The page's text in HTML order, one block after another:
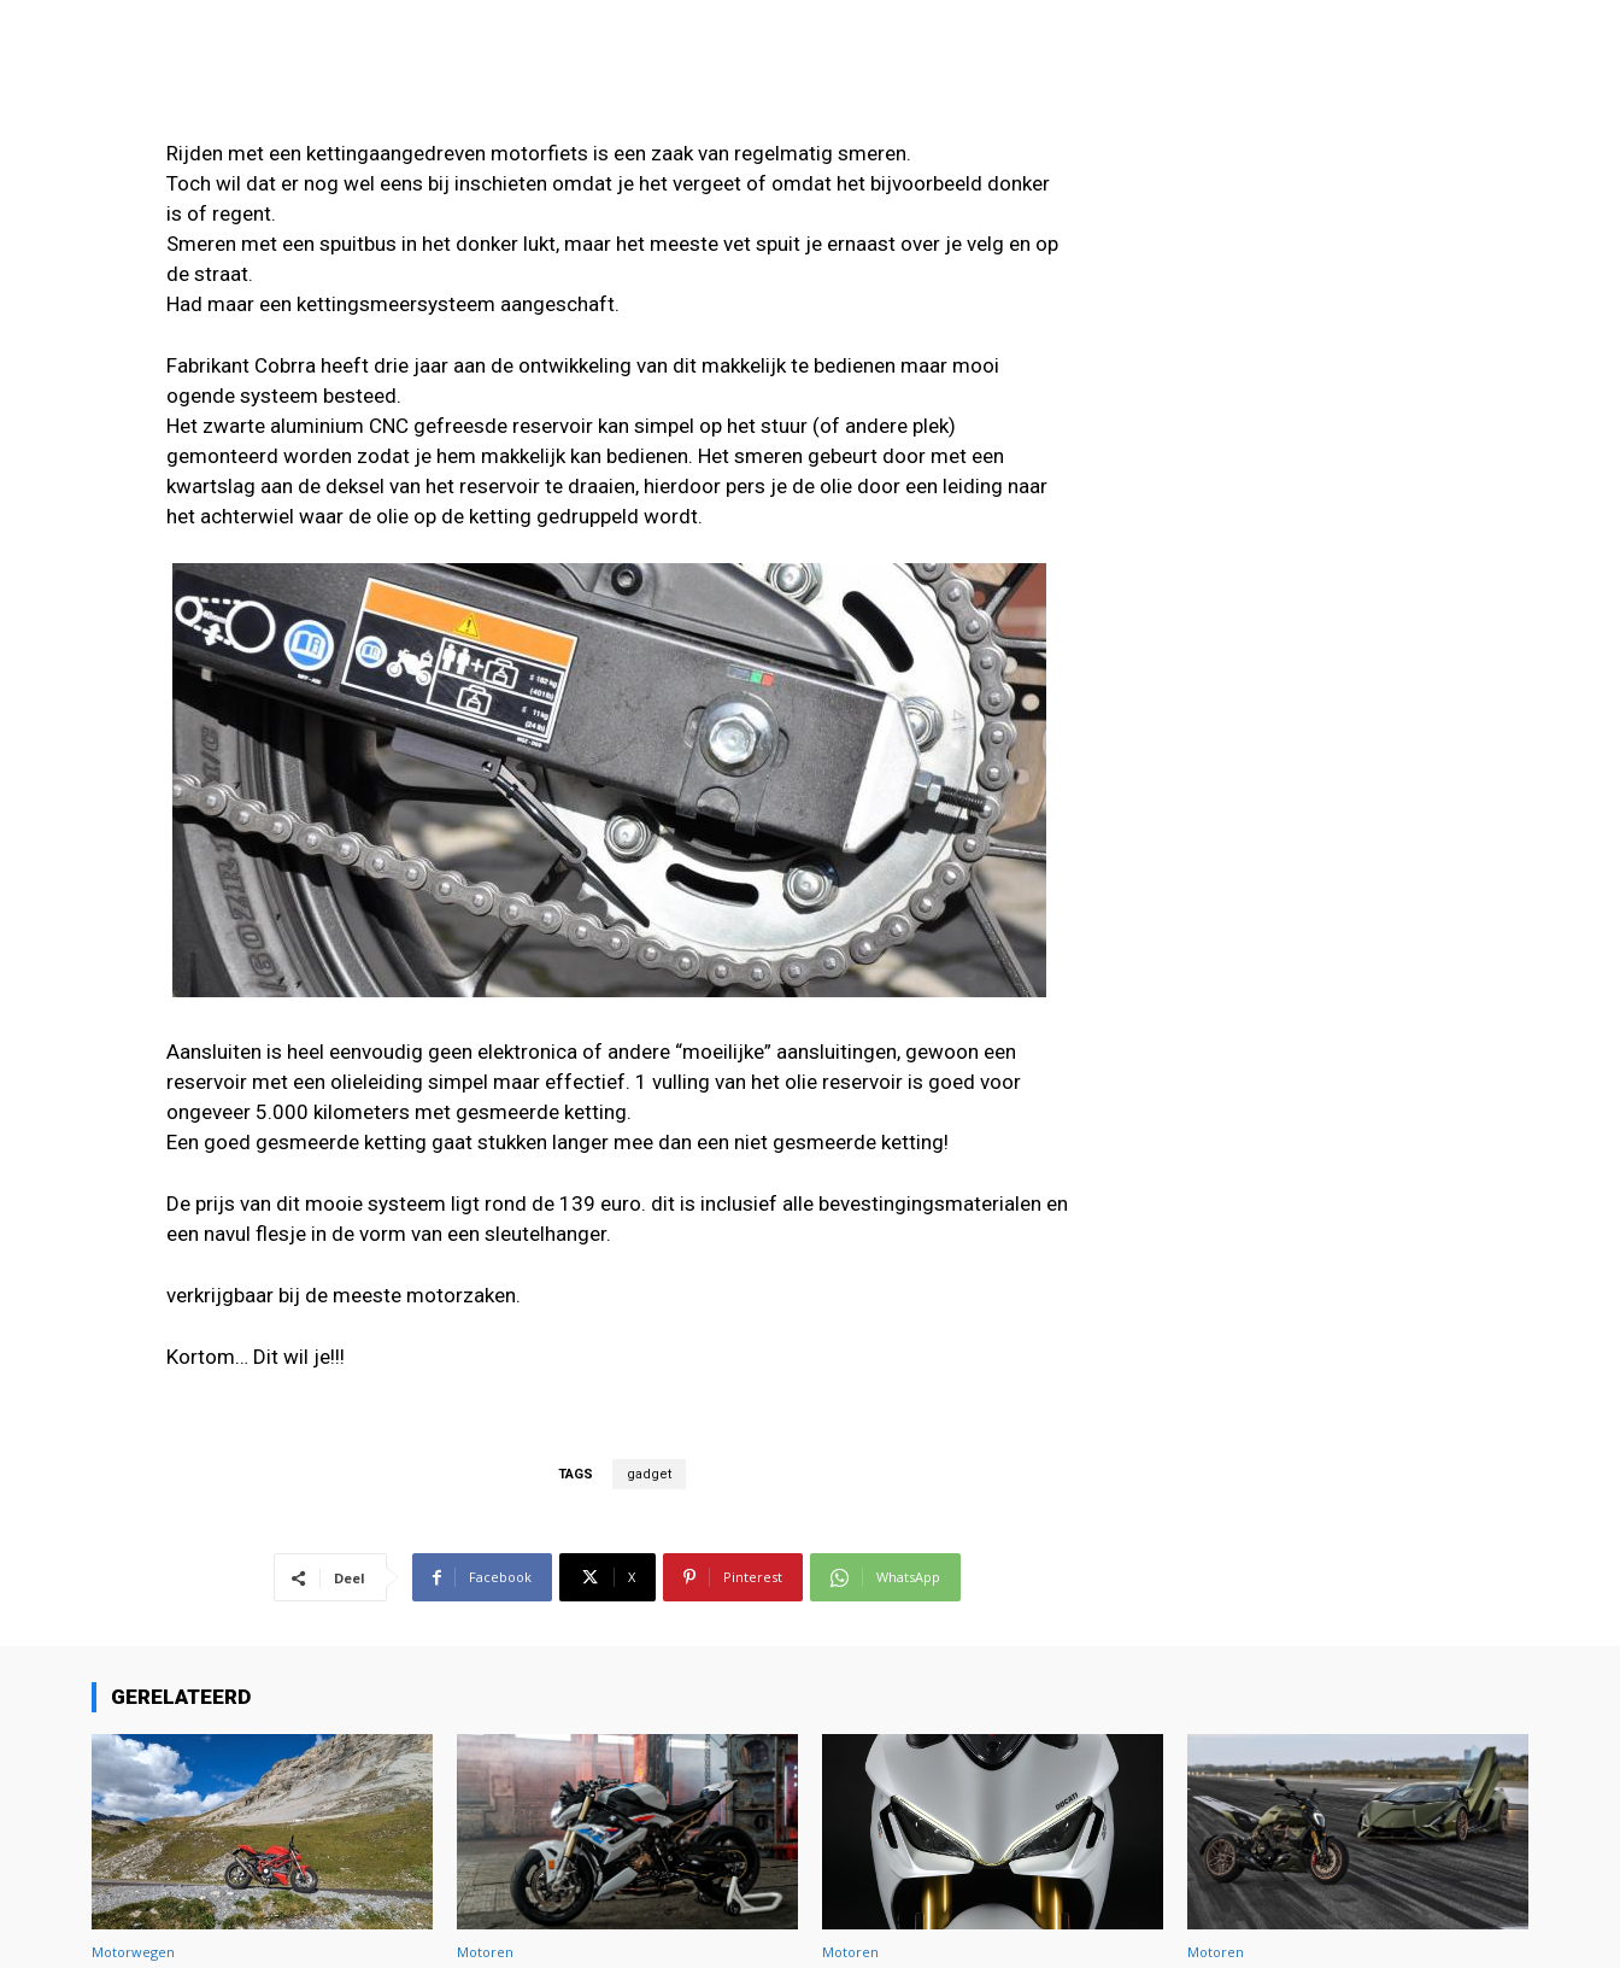
Rijden met een kettingaangedreven motorfiets is een zaak van regelmatig smeren.
Toch wil dat er nog wel eens bij inschieten omdat je het vergeet of omdat het bijvoorbeeld donker
is of regent.
Smeren met een spuitbus in het donker lukt, maar het meeste vet spuit je ernaast over je velg en op
de straat.
Had maar een kettingsmeersysteem aangeschaft.
Fabrikant Cobrra heeft drie jaar aan de ontwikkeling van dit makkelijk te bedienen maar mooi
ogende systeem besteed.
Het zwarte aluminium CNC gefreesde reservoir kan simpel op het stuur (of andere plek)
gemonteerd worden zodat je hem makkelijk kan bedienen. Het smeren gebeurt door met een
kwartslag aan de deksel van het reservoir te draaien, hierdoor pers je de olie door een leiding naar
het achterwiel waar de olie op de ketting gedruppeld wordt.
Aansluiten is heel eenvoudig geen elektronica of andere “moeilijke” aansluitingen, gewoon een
reservoir met een olieleiding simpel maar effectief. 1 vulling van het olie reservoir is goed voor
ongeveer 5.000 kilometers met gesmeerde ketting.
Een goed gesmeerde ketting gaat stukken langer mee dan een niet gesmeerde ketting!
De prijs van dit mooie systeem ligt rond de 139 euro. dit is inclusief alle bevestingingsmaterialen en
een navul flesje in de vorm van een sleutelhanger.
verkrijgbaar bij de meeste motorzaken.
Kortom… Dit wil je!!!
TAGS gadget
Deel Facebook X Pinterest WhatsApp
GERELATEERD
Motorwegen Motoren Motoren Motoren